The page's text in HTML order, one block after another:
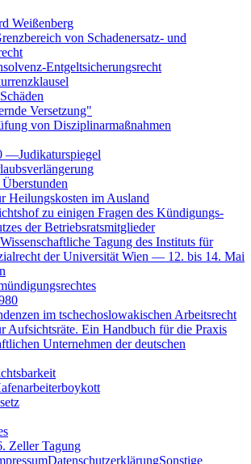
Weißenberg
von Schadenersatz- und
Entgeltsicherungsrecht
Versetzung"
von Disziplinarmaßnahmen
—Judikaturspiegel
Heilungskosten im Ausland
zu einigen Fragen des Kündigungs-
der Betriebsratsmitglieder
Tagung des Instituts für
der Universität Wien — 12. bis 14. Mai
im tschechoslowakischen Arbeitsrecht
Aufsichtsräte. Ein Handbuch für die Praxis
Unternehmen der deutschen
Zeller Tagung
DatenschutzerklärungSonstige